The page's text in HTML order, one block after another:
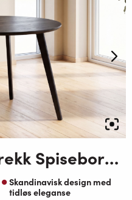
Linnea Rundt Uttrekk Spisebord Dia100-180 x H76cm Sort
Skandinavisk design med
tidløs eleganse